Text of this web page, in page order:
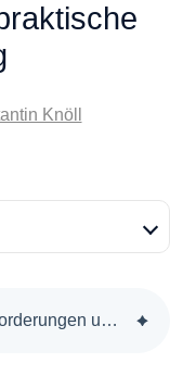
Knöll
JTL TikTok Shop: Anbindung, Anforderungen und praktische Umsetzung